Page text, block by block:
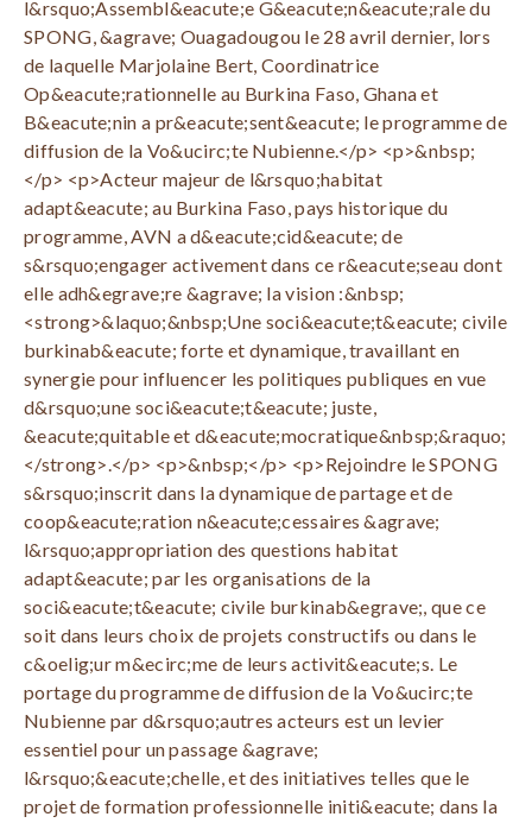
l&rsquo;Assembl&eacute;e G&eacute;n&eacute;rale du
SPONG, &agrave; Ouagadougou le 28 avril dernier, lors
de laquelle Marjolaine Bert, Coordinatrice
Op&eacute;rationnelle au Burkina Faso, Ghana et
B&eacute;nin a pr&eacute;sent&eacute; le programme de
diffusion de la Vo&ucirc;te Nubienne.</p> <p>&nbsp;
</p> <p>Acteur majeur de l&rsquo;habitat
adapt&eacute; au Burkina Faso, pays historique du
programme, AVN a d&eacute;cid&eacute; de
s&rsquo;engager activement dans ce r&eacute;seau dont
elle adh&egrave;re &agrave; la vision :&nbsp;
<strong>&laquo;&nbsp;Une soci&eacute;t&eacute; civile
burkinab&eacute; forte et dynamique, travaillant en
synergie pour influencer les politiques publiques en vue
d&rsquo;une soci&eacute;t&eacute; juste,
&eacute;quitable et d&eacute;mocratique&nbsp;&raquo;
</strong>.</p> <p>&nbsp;</p> <p>Rejoindre le SPONG
s&rsquo;inscrit dans la dynamique de partage et de
coop&eacute;ration n&eacute;cessaires &agrave;
l&rsquo;appropriation des questions habitat
adapt&eacute; par les organisations de la
soci&eacute;t&eacute; civile burkinab&egrave;, que ce
soit dans leurs choix de projets constructifs ou dans le
c&oelig;ur m&ecirc;me de leurs activit&eacute;s. Le
portage du programme de diffusion de la Vo&ucirc;te
Nubienne par d&rsquo;autres acteurs est un levier
essentiel pour un passage &agrave;
l&rsquo;&eacute;chelle, et des initiatives telles que le
projet de formation professionnelle initi&eacute; dans la